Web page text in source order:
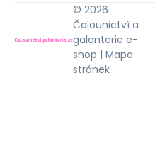
© 2026
Čalounictví a
galanterie e-
shop |Mapa
stránek